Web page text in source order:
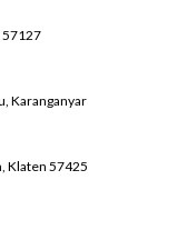
57127
Karanganyar
Klaten 57425